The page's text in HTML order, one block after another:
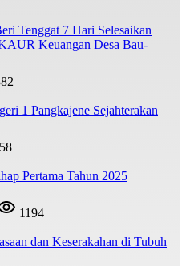
Tenggat 7 Hari Selesaikan
Keuangan Desa Bau-
1 Pangkajene Sejahterakan
Pertama Tahun 2025
1194
dan Keserakahan di Tubuh